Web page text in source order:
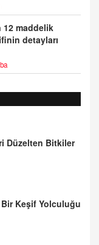
12 maddelik
detayları
Keşif Yolculuğu
| 21 Aralık